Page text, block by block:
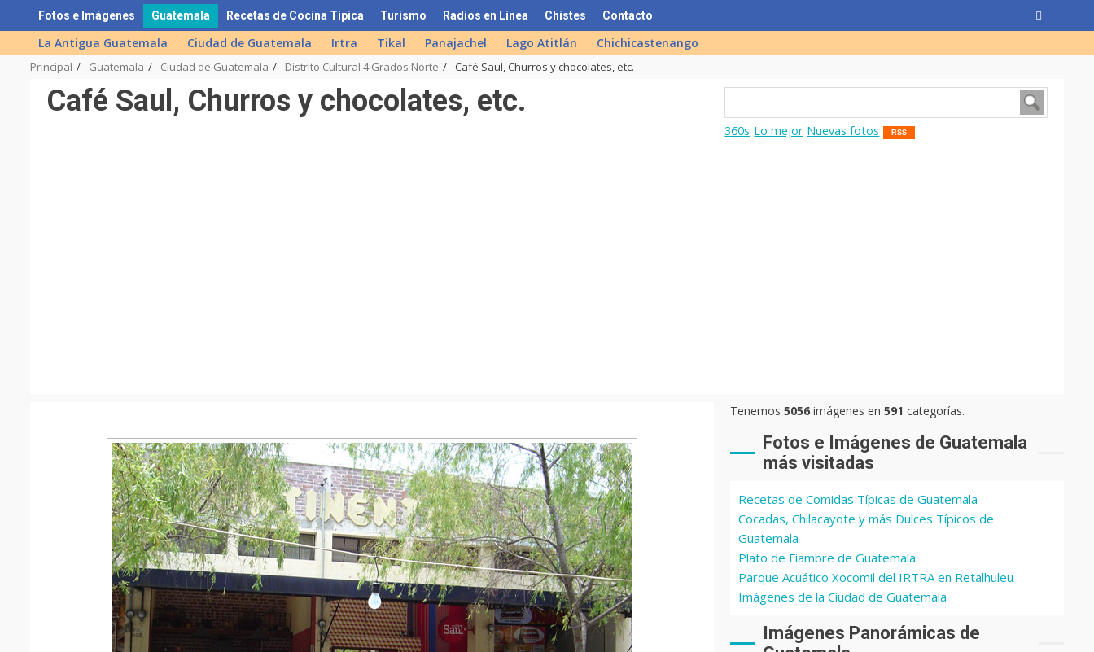
to
content
Fotos e Imágenes Guatemala Recetas de Cocina Típica Turismo Radios en Línea Chistes Contacto
La Antigua Guatemala Ciudad de Guatemala Irtra Tikal Panajachel Lago Atitlán Chichicastenango
Principal Guatemala Ciudad de Guatemala Distrito Cultural 4 Grados Norte Café Saul, Churros y chocolates, etc.
Café Saul, Churros y chocolates, etc.
360s Lo mejor Nuevas fotos RSS
Tenemos5056 imágenes en591 categorías.
Fotos e Imágenes de Guatemala
más visitadas
Recetas de Comidas Típicas de Guatemala
Cocadas, Chilacayote y más Dulces Típicos de
Guatemala
Plato de Fiambre de Guatemala
Parque Acuático Xocomil del IRTRA en Retalhuleu
Imágenes de la Ciudad de Guatemala
Imágenes Panorámicas de